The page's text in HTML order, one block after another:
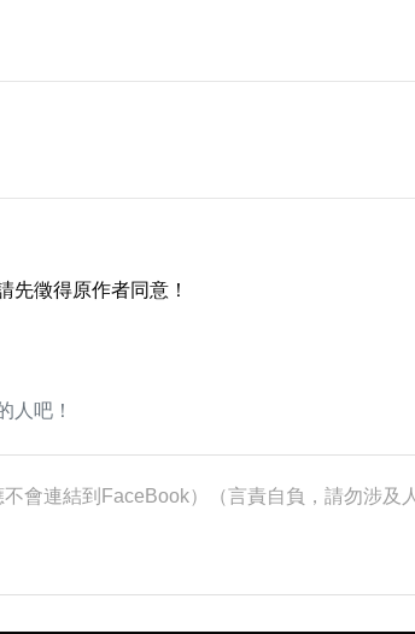
先徵得原作者同意！
人吧！
不會連結到FaceBook）（言責自負，請勿涉及